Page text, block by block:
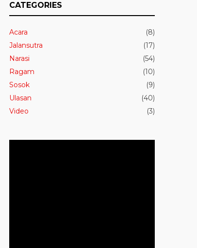
CATEGORIES
Acara
(8)
Jalansutra
(17)
Narasi
(54)
Ragam
(10)
Sosok
(9)
Ulasan
(40)
Video
(3)